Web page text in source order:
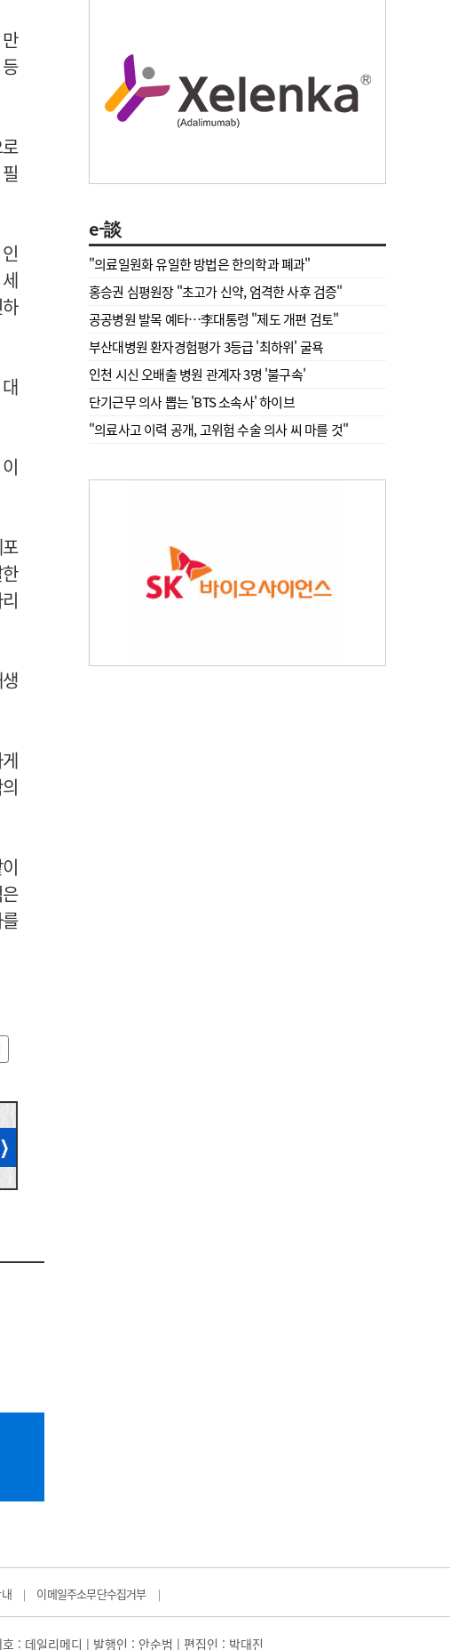
e-談
"의료일원화 유일한 방법은 한의학과 폐과"
홍승권 심평원장 " 초고가 신약, 엄격한 사후 검증"
공공병원 발목 예타…李대통령 "제도 개편 검토"
부산대병원 환자경험평가 3등급 '최하위' 굴욕
인천 시신 오배출 병원 관계자 3명 '불구속'
단기근무 의사 뽑는 'BTS 소속사' 하이브
"의료사고 이력 공개, 고위험 수술 의사 씨 마를 것"
| 이메일주소무단수집거부 |
: 데일리메디 | 발행인 : 안순범 | 편집인 : 박대진